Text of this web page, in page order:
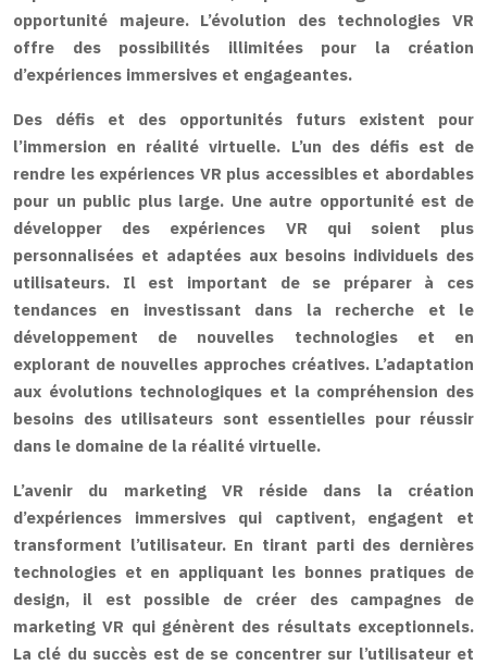
opportunité majeure. L’évolution des technologies VR
offre des possibilités illimitées pour la création
d’expériences immersives et engageantes.
Des défis et des opportunités futurs existent pour
l’immersion en réalité virtuelle. L’un des défis est de
rendre les expériences VR plus accessibles et abordables
pour un public plus large. Une autre opportunité est de
développer des expériences VR qui soient plus
personnalisées et adaptées aux besoins individuels des
utilisateurs. Il est important de se préparer à ces
tendances en investissant dans la recherche et le
développement de nouvelles technologies et en
explorant de nouvelles approches créatives. L’adaptation
aux évolutions technologiques et la compréhension des
besoins des utilisateurs sont essentielles pour réussir
dans le domaine de la réalité virtuelle.
L’avenir du marketing VR réside dans la création
d’expériences immersives qui captivent, engagent et
transforment l’utilisateur. En tirant parti des dernières
technologies et en appliquant les bonnes pratiques de
design, il est possible de créer des campagnes de
marketing VR qui génèrent des résultats exceptionnels.
La clé du succès est de se concentrer sur l’utilisateur et